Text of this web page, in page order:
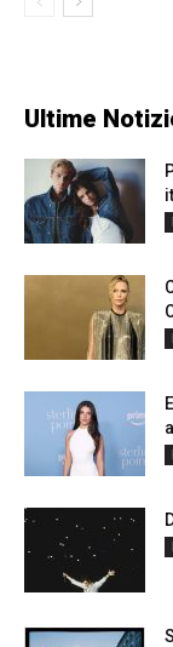
Ultime